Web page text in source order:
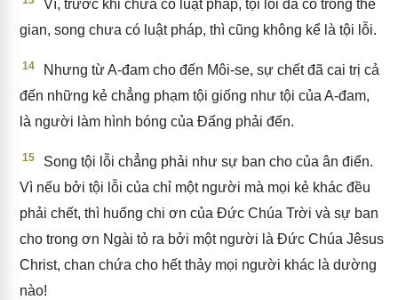
Vì, trước khi chưa có luật pháp, tội lỗi đã có trong thế
gian, song chưa có luật pháp, thì cũng không kể là tội lỗi.
14
Nhưng từ A-đam cho đến Môi-se, sự chết đã cai trị cả
đến những kẻ chẳng phạm tội giống như tội của A-đam,
là người làm hình bóng của Đấng phải đến.
15
Song tội lỗi chẳng phải như sự ban cho của ân điển.
Vì nếu bởi tội lỗi của chỉ một người mà mọi kẻ khác đều
phải chết, thì huống chi ơn của Đức Chúa Trời và sự ban
cho trong ơn Ngài tỏ ra bởi một người là Đức Chúa Jêsus
Christ, chan chứa cho hết thảy mọi người khác là dường
nào!